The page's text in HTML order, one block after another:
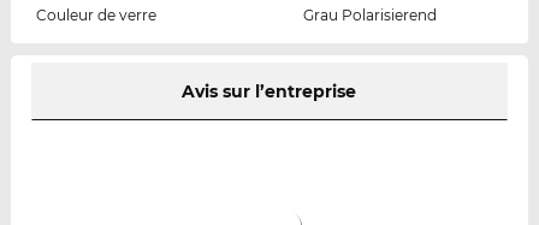
Couleur de verre
Grau Polarisierend
Avis sur l’entreprise